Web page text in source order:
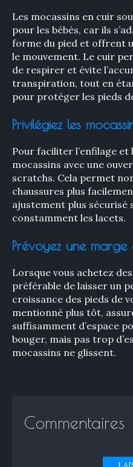
Les mocassins en cuir
pour les bébés, car ils
forme du pied et offrent
le mouvement. Le cuir
de respirer et évite
transpiration, tout en
pour protéger les pieds
Privilégiez les
Pour faciliter l’enfilage
mocassins avec une
scratchs. Cela permet
chaussures plus
ajustement plus sécurisé
constamment les lacets.
Prévoyez une
Lorsque vous achetez
préférable de laisser un
croissance des pieds de
mentionné plus tôt,
suffisamment d’espace
bouger, mais pas trop
mocassins ne glissent.
Commentaires